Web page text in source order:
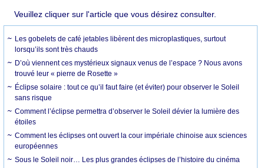
Veuillez cliquer sur l'article que vous désirez consulter.
Les gobelets de café jetables libèrent des microplastiques, surtout
lorsqu’ils sont très chauds
D’où viennent ces mystérieux signaux venus de l’espace ? Nous avons
trouvé leur « pierre de Rosette »
Éclipse solaire : tout ce qu’il faut faire (et éviter) pour observer le Soleil
sans risque
Comment l’éclipse permettra d’observer le Soleil dévier la lumière des
étoiles
Comment les éclipses ont ouvert la cour impériale chinoise aux sciences
européennes
Sous le Soleil noir… Les plus grandes éclipses de l’histoire du cinéma